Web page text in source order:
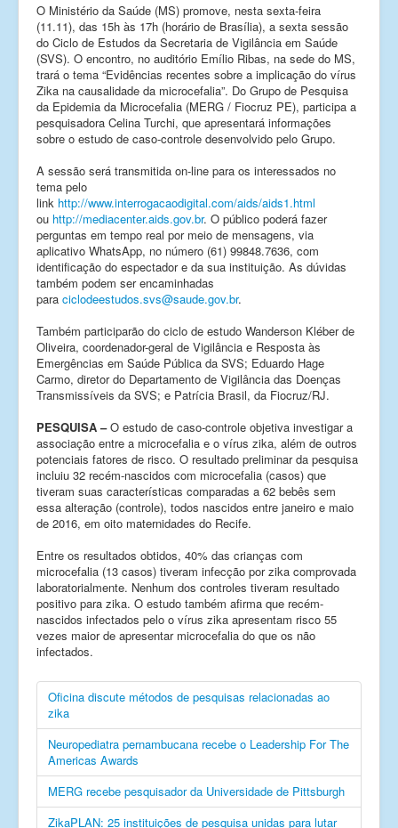
O Ministério da Saúde (MS) promove, nesta sexta-feira
(11.11), das 15h às 17h (horário de Brasília), a sexta sessão
do Ciclo de Estudos da Secretaria de Vigilância em Saúde
(SVS). O encontro, no auditório Emílio Ribas, na sede do MS,
trará o tema “Evidências recentes sobre a implicação do vírus
Zika na causalidade da microcefalia”. Do Grupo de Pesquisa
da Epidemia da Microcefalia (MERG / Fiocruz PE), participa a
pesquisadora Celina Turchi, que apresentará informações
sobre o estudo de caso-controle desenvolvido pelo Grupo.
A sessão será transmitida on-line para os interessados no
tema pelo
link http://www.interrogacaodigital.com/aids/aids1.html
ou http://mediacenter.aids.gov.br. O público poderá fazer
perguntas em tempo real por meio de mensagens, via
aplicativo WhatsApp, no número (61) 99848.7636, com
identificação do espectador e da sua instituição. As dúvidas
também podem ser encaminhadas
para ciclodeestudos.svs@saude.gov.br.
Também participarão do ciclo de estudo Wanderson Kléber de
Oliveira, coordenador-geral de Vigilância e Resposta às
Emergências em Saúde Pública da SVS; Eduardo Hage
Carmo, diretor do Departamento de Vigilância das Doenças
Transmissíveis da SVS; e Patrícia Brasil, da Fiocruz/RJ.
PESQUISA –O estudo de caso-controle objetiva investigar a
associação entre a microcefalia e o vírus zika, além de outros
potenciais fatores de risco. O resultado preliminar da pesquisa
incluiu 32 recém-nascidos com microcefalia (casos) que
tiveram suas características comparadas a 62 bebês sem
essa alteração (controle), todos nascidos entre janeiro e maio
de 2016, em oito maternidades do Recife.
Entre os resultados obtidos, 40% das crianças com
microcefalia (13 casos) tiveram infecção por zika comprovada
laboratorialmente. Nenhum dos controles tiveram resultado
positivo para zika. O estudo também afirma que recém-
nascidos infectados pelo o vírus zika apresentam risco 55
vezes maior de apresentar microcefalia do que os não
infectados.
Oficina discute métodos de pesquisas relacionadas ao
zika
Neuropediatra pernambucana recebe o Leadership For The
Americas Awards
MERG recebe pesquisador da Universidade de Pittsburgh
ZikaPLAN: 25 instituições de pesquisa unidas para lutar